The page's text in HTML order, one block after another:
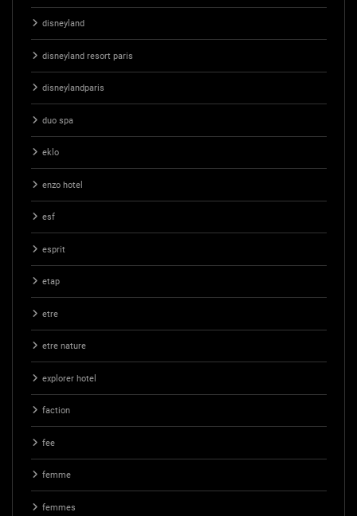
disneyland
disneyland resort paris
disneylandparis
duo spa
eklo
enzo hotel
esf
esprit
etap
etre
etre nature
explorer hotel
faction
fee
femme
femmes